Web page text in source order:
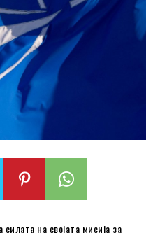
на својата мисија за